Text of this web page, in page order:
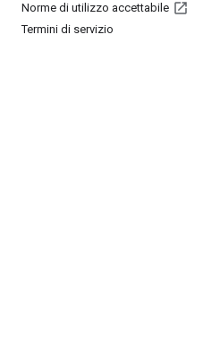
Norme di utilizzo accettabile
Termini di servizio